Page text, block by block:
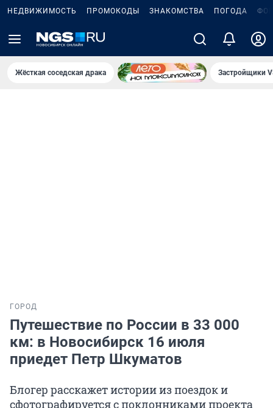
НЕДВИЖИМОСТЬ ПРОМОКОДЫ ЗНАКОМСТВА ПОГОДА
Жёсткая соседская драка Застройщики
ГОРОД
Путешествие по России в 33 000
км: в Новосибирск 16 июля
приедет Петр Шкуматов
Блогер расскажет истории из поездок и
сфотографируется с поклонниками проекта